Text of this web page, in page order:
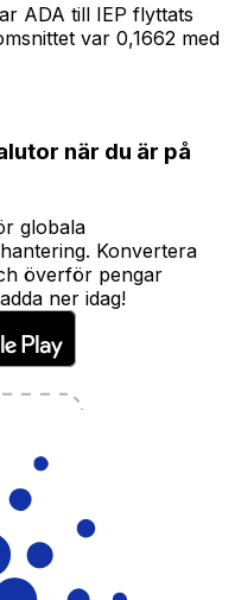
ADA till IEP flyttats
var 0,1662 med
när du är på
globala
Konvertera
överför pengar
ner idag!